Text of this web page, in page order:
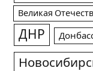
Великая
ДНР